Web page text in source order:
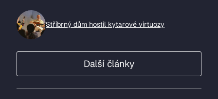
Stříbrný dům hostil kytarové virtuozy
Další články